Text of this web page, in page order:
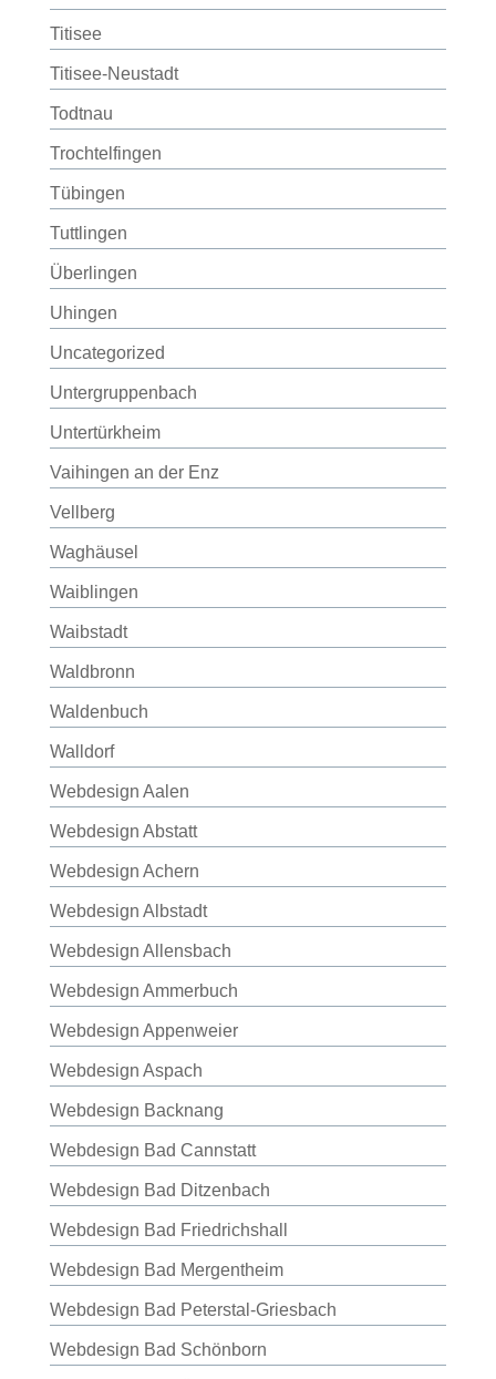
Titisee
Titisee-Neustadt
Todtnau
Trochtelfingen
Tübingen
Tuttlingen
Überlingen
Uhingen
Uncategorized
Untergruppenbach
Untertürkheim
Vaihingen an der Enz
Vellberg
Waghäusel
Waiblingen
Waibstadt
Waldbronn
Waldenbuch
Walldorf
Webdesign Aalen
Webdesign Abstatt
Webdesign Achern
Webdesign Albstadt
Webdesign Allensbach
Webdesign Ammerbuch
Webdesign Appenweier
Webdesign Aspach
Webdesign Backnang
Webdesign Bad Cannstatt
Webdesign Bad Ditzenbach
Webdesign Bad Friedrichshall
Webdesign Bad Mergentheim
Webdesign Bad Peterstal-Griesbach
Webdesign Bad Schönborn